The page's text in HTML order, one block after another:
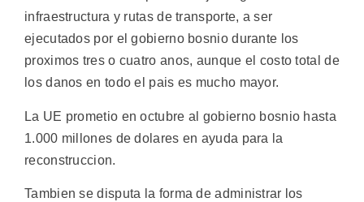
infraestructura y rutas de transporte, a ser
ejecutados por el gobierno bosnio durante los
proximos tres o cuatro anos, aunque el costo total de
los danos en todo el pais es mucho mayor.
La UE prometio en octubre al gobierno bosnio hasta
1.000 millones de dolares en ayuda para la
reconstruccion.
Tambien se disputa la forma de administrar los